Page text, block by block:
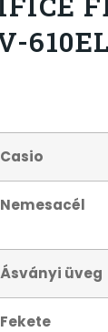
Casio
Nemesacél
Ásványi üveg
Fekete